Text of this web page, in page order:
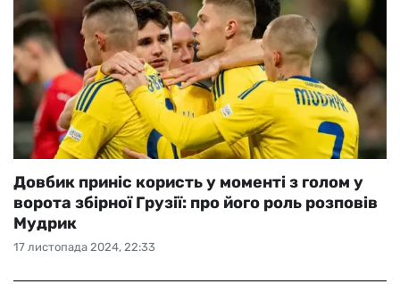
17 листопада 2024, 22:33
Довбик приніс користь у моменті з голом у
ворота збірної Грузії: про його роль розповів
Мудрик